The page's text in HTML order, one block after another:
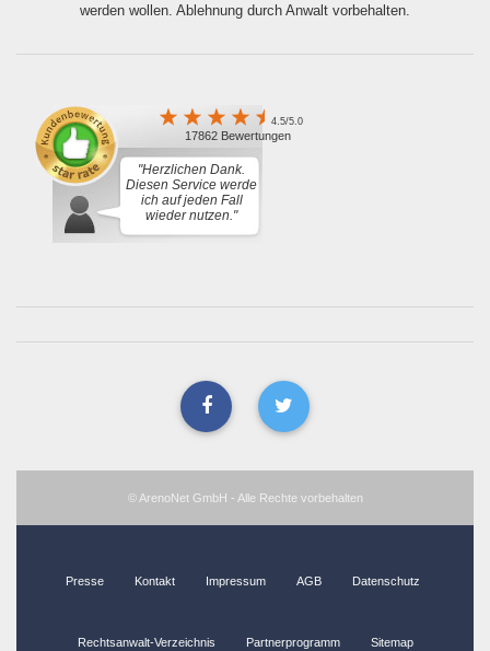
werden wollen. Ablehnung durch Anwalt vorbehalten.
4.5/5.0
17862 Bewertungen
"Herzlichen Dank.
Diesen Service werde
ich auf jeden Fall
wieder nutzen."
© ArenoNet GmbH - Alle Rechte vorbehalten
Presse Kontakt Impressum AGB Datenschutz
Rechtsanwalt-Verzeichnis Partnerprogramm Sitemap